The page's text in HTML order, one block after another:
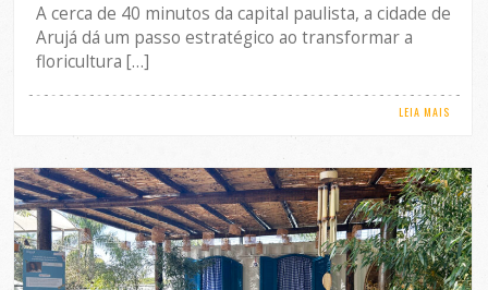
A cerca de 40 minutos da capital paulista, a cidade de
Arujá dá um passo estratégico ao transformar a
floricultura […]
LEIA MAIS